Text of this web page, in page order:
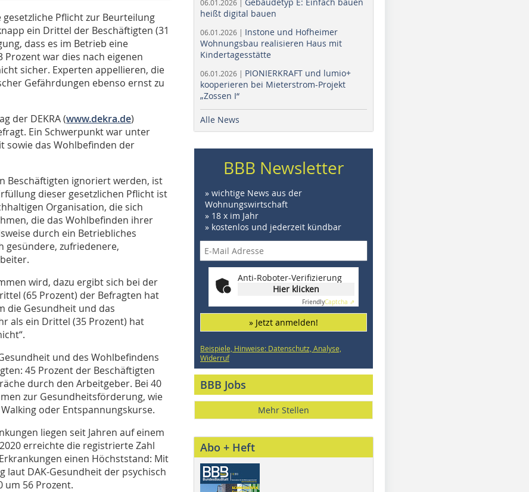
Pflicht zur Beurteilung
ein Drittel der Beschäftigten (31
dass es im Betrieb eine
war dies nach eigenen
sicher. Experten appellieren, die
Gefährdungen ebenso ernst zu
der DEKRA (www.dekra.de)
Ein Schwerpunkt war unter
sowie das Wohlbefinden der
Beschäftigten ignoriert werden, ist
dieser gesetzlichen Pflicht ist
Organisation, die sich
die das Wohlbefinden ihrer
durch ein Betriebliches
gesündere, zufriedenere,
wird, dazu ergibt sich bei der
(65 Prozent) der Befragten hat
die Gesundheit und das
als ein Drittel (35 Prozent) hat
und des Wohlbefindens
45 Prozent der Beschäftigten
durch den Arbeitgeber. Bei 40
zur Gesundheitsförderung, wie
oder Entspannungskurse.
liegen seit Jahren auf einem
erreichte die registrierte Zahl
einen Höchststand: Mit
laut DAK-Gesundheit der psychisch
um 56 Prozent.
06.01.2026 |
heißt digital bauen
06.01.2026 | Instone und Hofheimer
Wohnungsbau realisieren Haus mit
Kindertagesstätte
06.01.2026 | PIONIERKRAFT und lumio+
kooperieren bei Mieterstrom-Projekt
„Zossen I“
Alle News
BBB Newsletter
» wichtige News aus der
Wohnungswirtschaft
» 18 x im Jahr
» kostenlos und jederzeit kündbar
Anti-Roboter-Verifizierung
Hier klicken
FriendlyCaptcha ⇗
» Jetzt anmelden!
Beispiele, Hinweise: Datenschutz, Analyse,
Widerruf
BBB Jobs
Mehr Stellen
Abo + Heft